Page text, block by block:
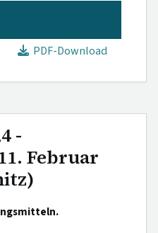
PDF-Download
-
Februar